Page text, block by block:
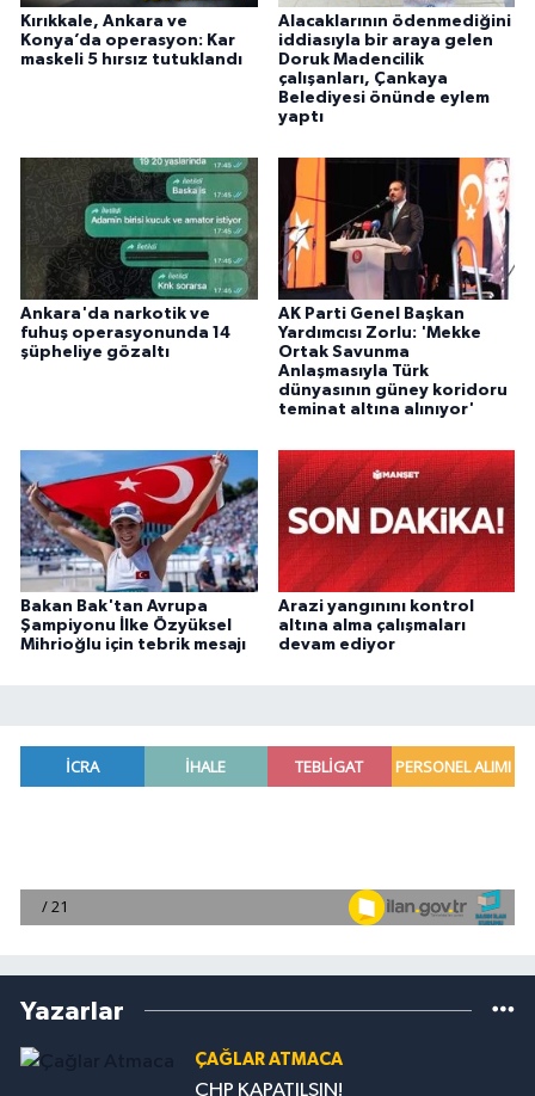
Kırıkkale, Ankara ve
Konya’da operasyon: Kar
maskeli 5 hırsız tutuklandı
Alacaklarının ödenmediğini
iddiasıyla bir araya gelen
Doruk Madencilik
çalışanları, Çankaya
Belediyesi önünde eylem
yaptı
Ankara'da narkotik ve
fuhuş operasyonunda 14
şüpheliye gözaltı
AK Parti Genel Başkan
Yardımcısı Zorlu: 'Mekke
Ortak Savunma
Anlaşmasıyla Türk
dünyasının güney koridoru
teminat altına alınıyor'
Bakan Bak'tan Avrupa
Şampiyonu İlke Özyüksel
Mihrioğlu için tebrik mesajı
Arazi yangınını kontrol
altına alma çalışmaları
devam ediyor
Yazarlar
ÇAĞLAR ATMACA
CHP KAPATILSIN!